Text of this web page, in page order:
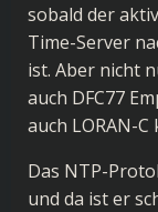
sobald der
Time-Server
ist. Aber nicht
auch DFC77
auch LORAN-
Das NTP-
und da ist er